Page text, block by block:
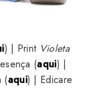
) | Print Violeta
(aqui) |
(aqui) | Edicare